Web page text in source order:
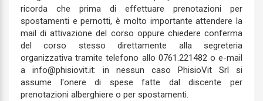
ricorda che prima di effettuare prenotazioni per
spostamenti e pernotti, è molto importante attendere la
mail di attivazione del corso oppure chiedere conferma
del corso stesso direttamente alla segreteria
organizzativa tramite telefono allo 0761.221482 o e-mail
a info@phisiovit.it: in nessun caso PhisioVit Srl si
assume l'onere di spese fatte dal discente per
prenotazioni alberghiere o per spostamenti.